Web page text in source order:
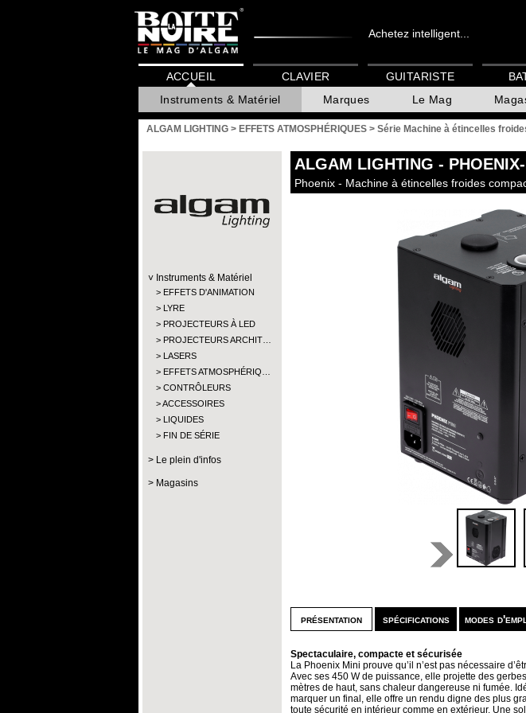
Achetez intelligent...
ACCUEIL
Instruments & Matériel
Marques Le Mag
CLAVIER GUITARISTE
ALGAM LIGHTING > EFFETS ATMOSPHÉRIQUES > Série Machine à étincelles
Instruments & Matériel
EFFETS D'ANIMATION
LYRE
PROJECTEURS À LED
PROJECTEURS ARCHIT…
LASERS
EFFETS ATMOSPHÉRIQ…
CONTRÔLEURS
ACCESSOIRES
LIQUIDES
FIN DE SÉRIE
Le plein d'infos
Magasins
ALGAM LIGHTING -
Phoenix - Machine à étincelles froides
présentation
Spectaculaire, compacte et sécurisée
La Phoenix Mini prouve qu’il n’est pas nécessaire
Avec ses 450 W de puissance, elle projette des
mètres de haut, sans chaleur dangereuse ni fumée.
marquer un final, elle offre un rendu digne des plus
toute sécurité en intérieur comme en extérieur. Une
spécifications modes